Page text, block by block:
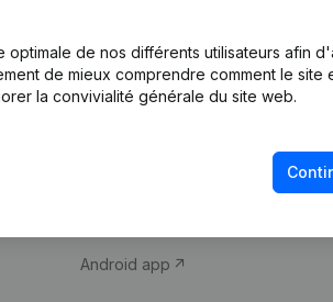
optimale de nos différents utilisateurs afin
de mieux comprendre comment le site
la convivialité générale du site web.
d’entreprise
Monitoring
Android app